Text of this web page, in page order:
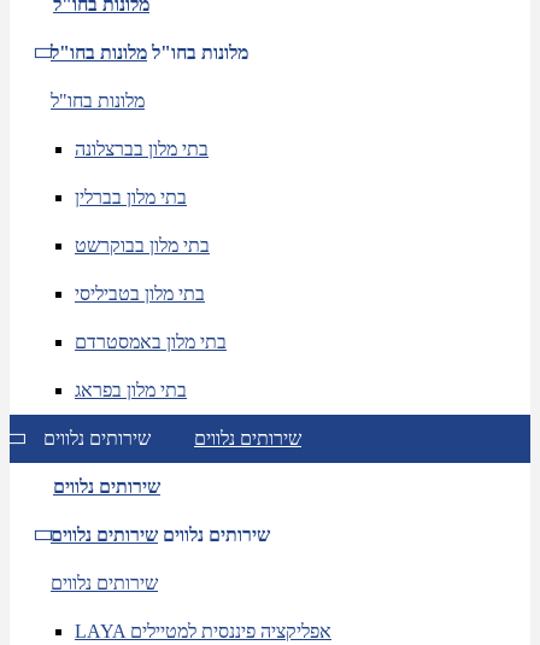
מלונות בחו"ל
מלונות בחו"ל מלונות בחו"ל
מלונות בחו"ל
בתי מלון בברצלונה
בתי מלון בברלין
בתי מלון בבוקרשט
בתי מלון בטביליסי
בתי מלון באמסטרדם
בתי מלון בפראג
שירותים נלווים שירותים נלווים
שירותים נלווים
שירותים נלווים שירותים נלווים
שירותים נלווים
LAYA אפליקציה פיננסית למטיילים